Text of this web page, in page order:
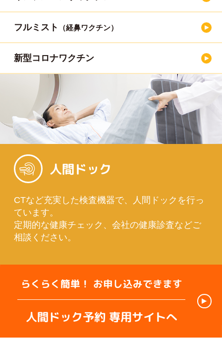
フルミスト （経鼻ワクチン）
新型コロナワクチン
人間ドック
CTなど充実した検査機器で、人間ドックを行っ
ています。
定期的な健康チェック、会社の健康診査などご
相談ください。
らくらく簡単！ お申し込みできます
人間ドック予約専用サイトへ